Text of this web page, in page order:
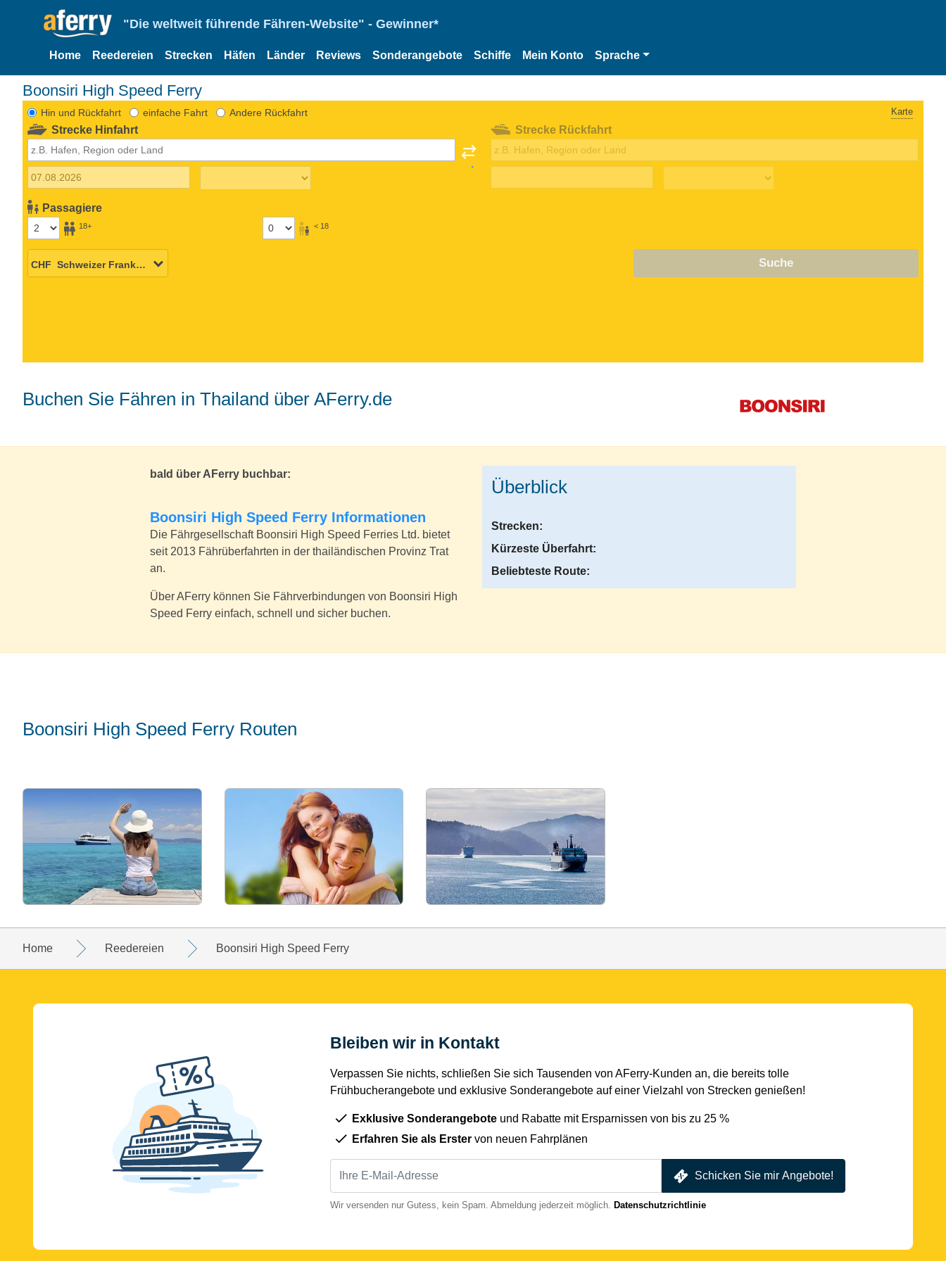
"Die weltweit führende Fähren-Website" - Gewinner*
Home Reedereien Strecken Häfen Länder Reviews Sonderangebote Schiffe Mein Konto Sprache
Boonsiri High Speed Ferry
Hin und Rückfahrt einfache Fahrt Andere Rückfahrt Karte
Strecke Hinfahrt
Passagiere
18+ < 18
Strecke Rückfahrt
Suche
Buchen Sie Fähren in Thailand über AFerry.de
bald über AFerry buchbar:
Boonsiri High Speed Ferry Informationen
Die Fährgesellschaft Boonsiri High Speed Ferries Ltd. bietet
seit 2013 Fährüberfahrten in der thailändischen Provinz Trat
an.
Über AFerry können Sie Fährverbindungen von Boonsiri High
Speed Ferry einfach, schnell und sicher buchen.
Überblick
Strecken:
Kürzeste Überfahrt:
Beliebteste Route:
Boonsiri High Speed Ferry Routen
Home Reedereien Boonsiri High Speed Ferry
Bleiben wir in Kontakt
Verpassen Sie nichts, schließen Sie sich Tausenden von AFerry-Kunden an, die bereits tolle
Frühbucherangebote und exklusive Sonderangebote auf einer Vielzahl von Strecken genießen!
Exklusive Sonderangebote und Rabatte mit Ersparnissen von bis zu 25 %
Erfahren Sie als Erster von neuen Fahrplänen
Schicken Sie mir Angebote!
Wir versenden nur Gutess, kein Spam. Abmeldung jederzeit möglich. Datenschutzrichtlinie